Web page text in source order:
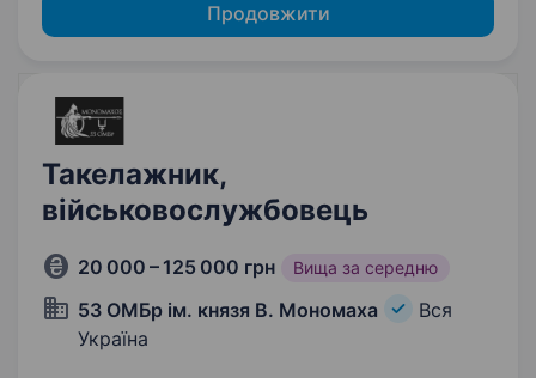
Продовжити
Такелажник,
військовослужбовець
20 000 – 125 000 грн Вища за середню
53 ОМБр ім. князя В. Мономаха
Вся
Україна